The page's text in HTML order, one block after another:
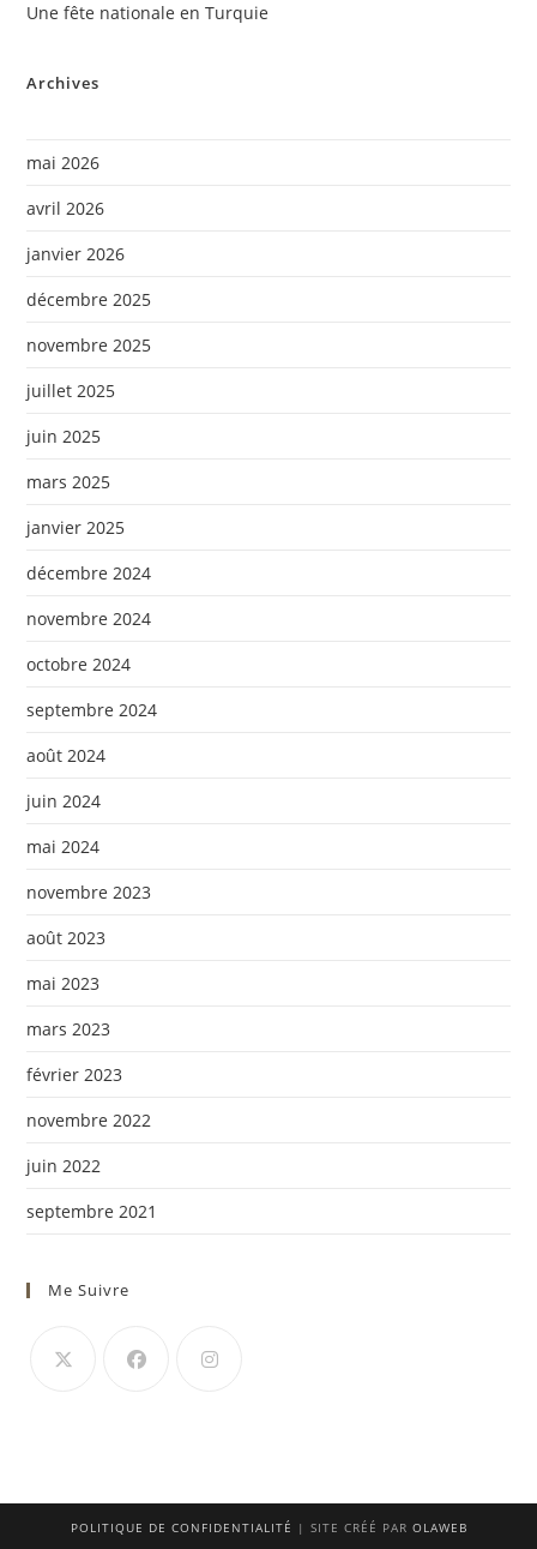
Une fête nationale en Turquie
Archives
mai 2026
avril 2026
janvier 2026
décembre 2025
novembre 2025
juillet 2025
juin 2025
mars 2025
janvier 2025
décembre 2024
novembre 2024
octobre 2024
septembre 2024
août 2024
juin 2024
mai 2024
novembre 2023
août 2023
mai 2023
mars 2023
février 2023
novembre 2022
juin 2022
septembre 2021
Me Suivre
onglet
onglet
onglet
POLITIQUE DE CONFIDENTIALITÉ | SITE CRÉÉ PAR OLAWEB